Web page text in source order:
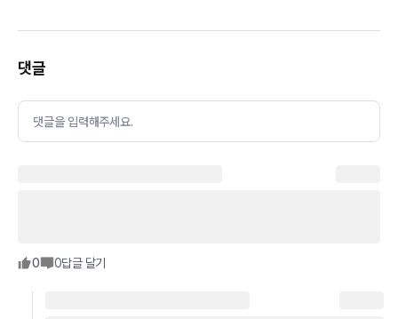
댓글
댓글을 입력해주세요.
0 0답글 달기